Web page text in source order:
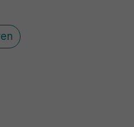
verwendet, um